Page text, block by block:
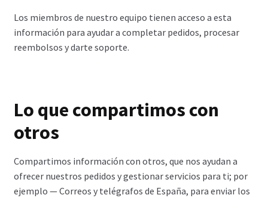
Los miembros de nuestro equipo tienen acceso a esta
información para ayudar a completar pedidos, procesar
reembolsos y darte soporte.
Lo que compartimos con
otros
Compartimos información con otros, que nos ayudan a
ofrecer nuestros pedidos y gestionar servicios para ti; por
ejemplo — Correos y telégrafos de España, para enviar los